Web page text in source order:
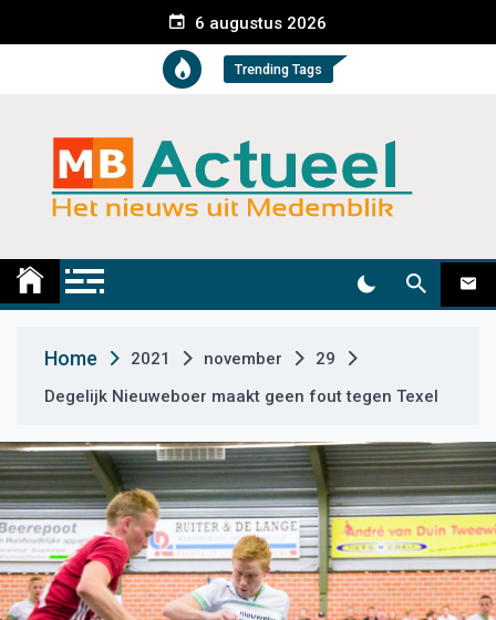
e
t
6 augustus 2026
Trending Tags
Medemblik Actueel
Home 2021 november
29
Degelijk Nieuweboer maakt geen fout tegen Texel